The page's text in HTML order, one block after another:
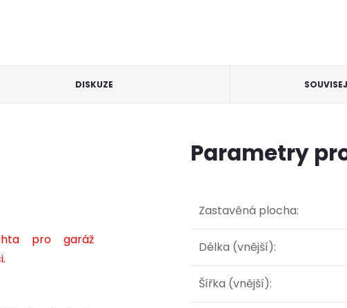
DISKUZE
pro garáž
Parametry
Zastavěná plocha:
Délka (vnější):
Šířka (vnější):